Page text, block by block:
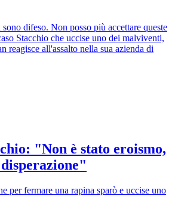
difeso. Non posso più accettare queste
Stacchio che uccise uno dei malviventi,
reagisce all'assalto nella sua azienda di
"Non è stato eroismo,
per fermare una rapina sparò e uccise uno